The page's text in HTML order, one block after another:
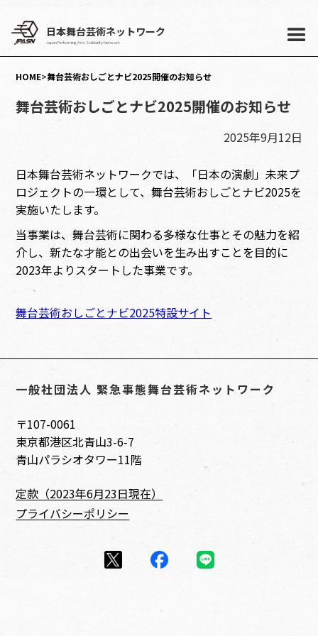
日本舞台芸術ネットワーク
Japan Performing Arts Solidarity Network
HOME>舞台芸術おしごとナビ2025開催のお知らせ
舞台芸術おしごとナビ2025開催のお知らせ
2025年9月12日
日本舞台芸術ネットワークでは、「日本の演劇」未来プ
ロジェクトの一環として、舞台芸術おしごとナビ2025を
実施いたします。
当事業は、舞台芸術に関わる多様な仕事とその魅力を紹
介し、新たな才能との出会いを生み出すことを目的に
2023年よりスタートした事業です。
舞台芸術おしごとナビ2025特設サイト
一般社団法人 緊急事態舞台芸術ネットワーク
〒107-0061
東京都港区北青山3-6-7
青山パラシオタワー11階
定款（2023年6月23日現在）
プライバシーポリシー